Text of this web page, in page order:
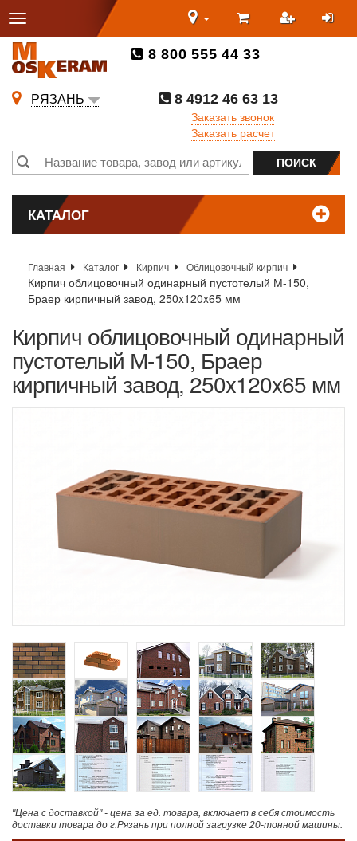
8 800 555 44 33
РЯЗАНЬ
8 4912 46 63 13
Заказать звонок
Заказать расчет
КАТАЛОГ
Главная Каталог Кирпич Облицовочный кирпич
Кирпич облицовочный одинарный пустотелый М-150,
Браер кирпичный завод, 250x120x65 мм
Кирпич облицовочный одинарный
пустотелый М-150, Браер
кирпичный завод, 250x120x65 мм
"Цена с доставкой" - цена за ед. товара, включает в себя стоимость
доставки товара до г.Рязань при полной загрузке 20-тонной машины.